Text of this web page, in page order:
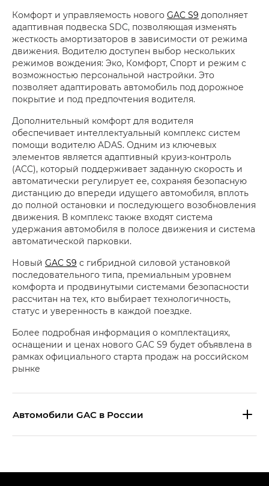
Комфорт и управляемость нового GAC S9 дополняет
адаптивная подвеска SDC, позволяющая изменять
жесткость амортизаторов в зависимости от режима
движения. Водителю доступен выбор нескольких
режимов вождения: Эко, Комфорт, Спорт и режим с
возможностью персональной настройки. Это
позволяет адаптировать автомобиль под дорожное
покрытие и под предпочтения водителя.
Дополнительный комфорт для водителя
обеспечивает интеллектуальный комплекс систем
помощи водителю ADAS. Одним из ключевых
элементов является адаптивный круиз-контроль
(ACC), который поддерживает заданную скорость и
автоматически регулирует ее, сохраняя безопасную
дистанцию до впереди идущего автомобиля, вплоть
до полной остановки и последующего возобновления
движения. В комплекс также входят система
удержания автомобиля в полосе движения и система
автоматической парковки.
Новый GAC S9 с гибридной силовой установкой
последовательного типа, премиальным уровнем
комфорта и продвинутыми системами безопасности
рассчитан на тех, кто выбирает технологичность,
статус и уверенность в каждой поездке.
Более подробная информация о комплектациях,
оснащении и ценах нового GAC S9 будет объявлена в
рамках официального старта продаж на российском
рынке
Aвтомобили GAC в России
Эс Икс ПРЕМИУМ — SX PREMIUM